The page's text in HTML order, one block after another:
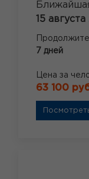
15
7 дней
Цена за
63 100